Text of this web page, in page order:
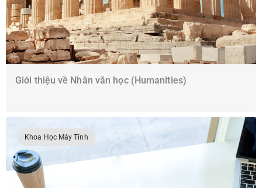
Giới thiệu về Nhân văn học (Humanities)
Khoa Học Máy Tính